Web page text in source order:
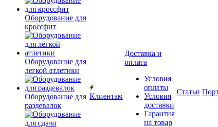
Оборудование для
кроссфит
Оборудование для
легкой атлетики
Оборудование для
раздевалок
Клиентам
Доставка и
оплата
Условия
оплаты
Условия
доставки
Гарантия
на товар
Статьи